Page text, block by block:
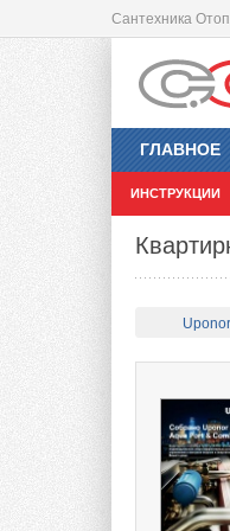
Сантехника
ГЛАВНОЕ
ИНСТРУКЦИИ
Uponor